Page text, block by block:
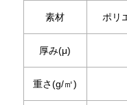
素材 ポリ
厚み(μ)
重さ(g/㎡)